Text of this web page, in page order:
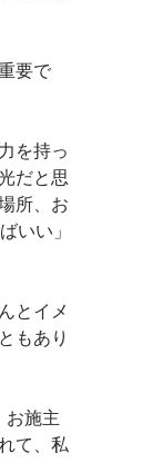
要で
を持っ
だと思
所、お
いい」
とイメ
もあり
お施主
て、私